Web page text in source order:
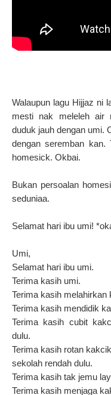
Walaupun lagu Hijjaz ni
mesti nak meleleh air
duduk jauh dengan umi.
dengan seremban
homesick. Okbai.
Bukan persoalan
seduniaa.
Selamat hari ibu umi!
Umi,
Selamat hari ibu umi.
Terima kasih umi.
Terima kasih melahirkan
Terima kasih mendidik
Terima kasih cubit
dulu.
Terima kasih rotan
sekolah rendah dulu.
Terima kasih tak jemu
Terima kasih menjaga